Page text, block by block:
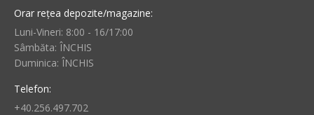
Orar rețea depozite/magazine:
Luni-Vineri: 8:00 - 16/17:00
Sâmbăta: ÎNCHIS
Duminica: ÎNCHIS
Telefon:
+40.256.497.702